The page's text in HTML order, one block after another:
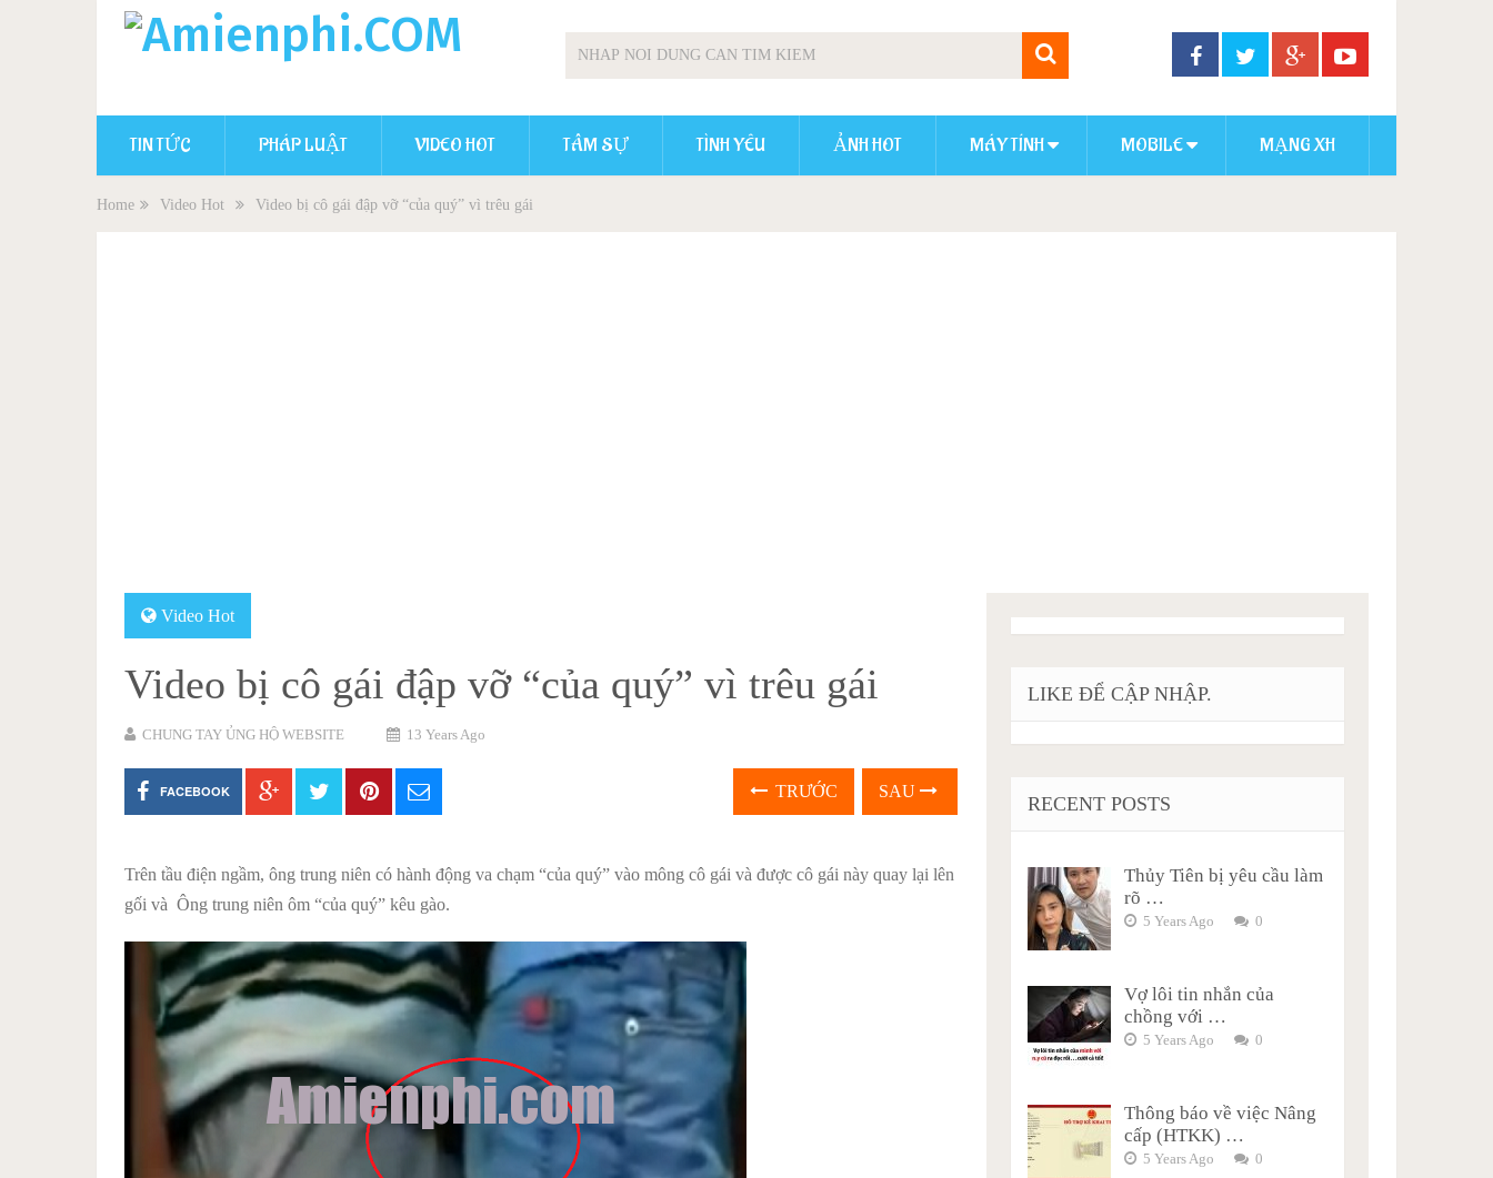
TIN TỨC PHÁP LUẬT VIDEO HOT TÂM SỰ TÌNH YÊU ẢNH HOT MÁY TÍNH MOBILE MẠNG XH
Home Video Hot Video bị cô gái đập vỡ “của quý” vì trêu gái
Video Hot
Video bị cô gái đập vỡ “của quý” vì trêu gái
CHUNG TAY ỦNG HỘ WEBSITE 13 Years Ago
FACEBOOK TRƯỚC SAU
Trên tầu điện ngầm, ông trung niên có hành động va chạm “của quý” vào mông cô gái và được cô gái này quay lại lên
gối và Ông trung niên ôm “của quý” kêu gào.
LIKE ĐỂ CẬP NHẬP.
RECENT POSTS
Thủy Tiên bị yêu cầu làm
rõ …
5 Years Ago 0
Vợ lôi tin nhắn của
chồng với …
5 Years Ago 0
Thông báo về việc Nâng
cấp (HTKK) …
5 Years Ago 0